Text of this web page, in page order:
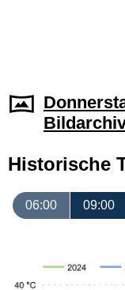
Historische
06:00 09:00